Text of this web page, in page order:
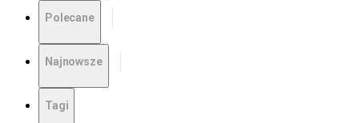
Polecane
Najnowsze
Tagi